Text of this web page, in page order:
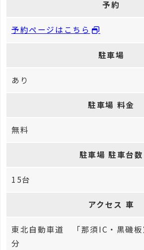
予約
予約ページはこちら
駐車場
あり
駐車場 料金
無料
駐車場 駐車台数
15台
アクセス 車
東北自動車道 「那須IC・黒磯板
分